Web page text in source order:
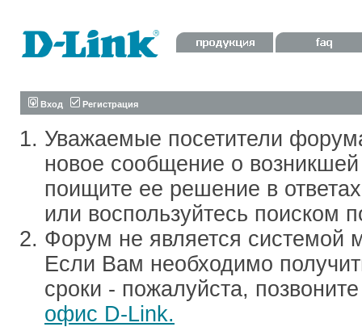
Вход Регистрация
Уважаемые посетители
новое сообщение о
поищите ее решение в
или воспользуйтесь поиском
Форум не является системой
Если Вам необходимо
сроки - пожалуйста,
офис D-Link.